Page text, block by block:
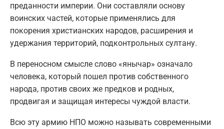
преданности империи. Они составляли основу
воинских частей, которые применялись для
покорения христианских народов, расширения и
удержания территорий, подконтрольных султану.
В переносном смысле слово «янычар» означало
человека, который пошел против собственного
народа, против своих же предков и родных,
продвигая и защищая интересы чуждой власти.
Всю эту армию НПО можно называть современными